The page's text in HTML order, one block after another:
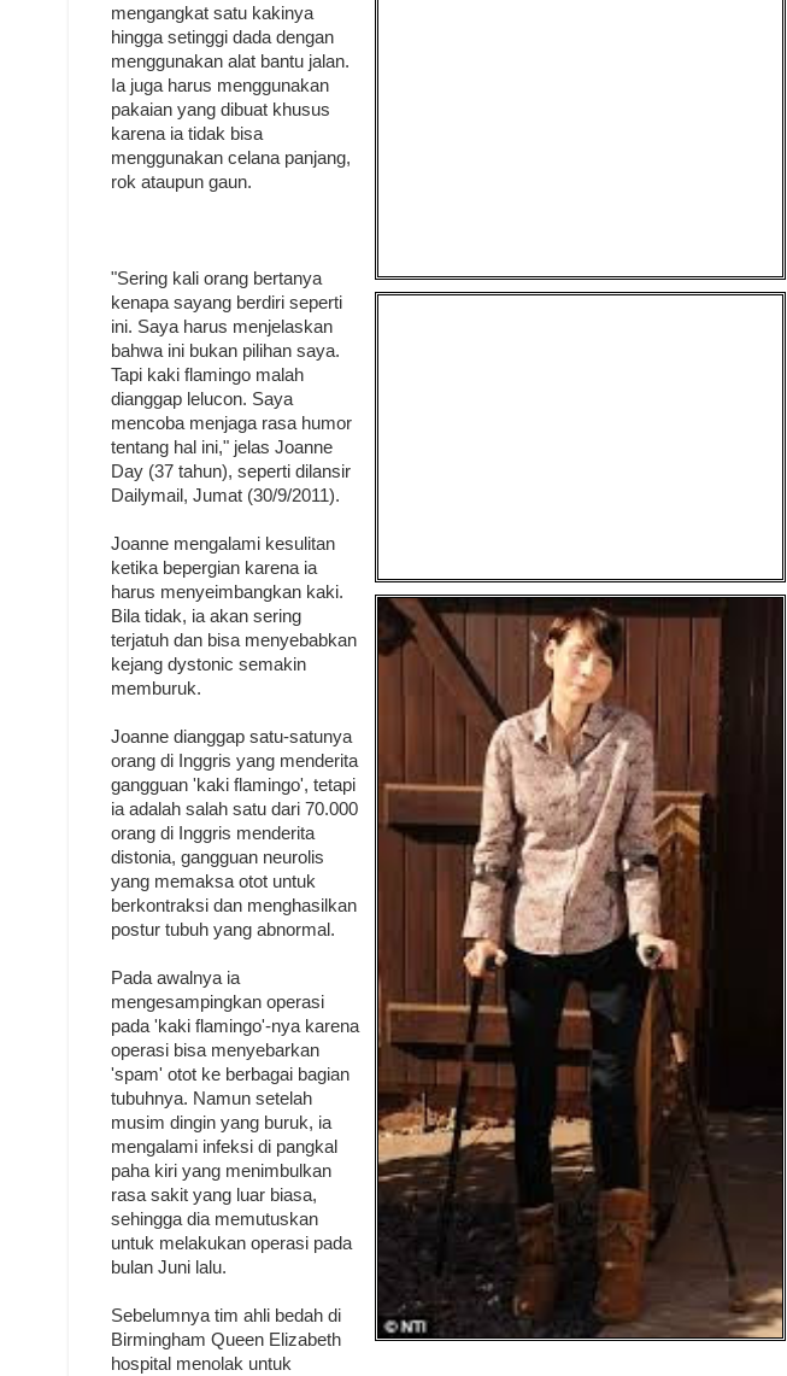
mengangkat satu kakinya
hingga setinggi dada dengan
menggunakan alat bantu jalan.
Ia juga harus menggunakan
pakaian yang dibuat khusus
karena ia tidak bisa
menggunakan celana panjang,
rok ataupun gaun.
"Sering kali orang bertanya
kenapa sayang berdiri seperti
ini. Saya harus menjelaskan
bahwa ini bukan pilihan saya.
Tapi kaki flamingo malah
dianggap lelucon. Saya
mencoba menjaga rasa humor
tentang hal ini," jelas Joanne
Day (37 tahun), seperti dilansir
Dailymail, Jumat (30/9/2011).
Joanne mengalami kesulitan
ketika bepergian karena ia
harus menyeimbangkan kaki.
Bila tidak, ia akan sering
terjatuh dan bisa menyebabkan
kejang dystonic semakin
memburuk.
Joanne dianggap satu-satunya
orang di Inggris yang menderita
gangguan 'kaki flamingo', tetapi
ia adalah salah satu dari 70.000
orang di Inggris menderita
distonia, gangguan neurolis
yang memaksa otot untuk
berkontraksi dan menghasilkan
postur tubuh yang abnormal.
Pada awalnya ia
mengesampingkan operasi
pada 'kaki flamingo'-nya karena
operasi bisa menyebarkan
'spam' otot ke berbagai bagian
tubuhnya. Namun setelah
musim dingin yang buruk, ia
mengalami infeksi di pangkal
paha kiri yang menimbulkan
rasa sakit yang luar biasa,
sehingga dia memutuskan
untuk melakukan operasi pada
bulan Juni lalu.
Sebelumnya tim ahli bedah di
Birmingham Queen Elizabeth
hospital menolak untuk